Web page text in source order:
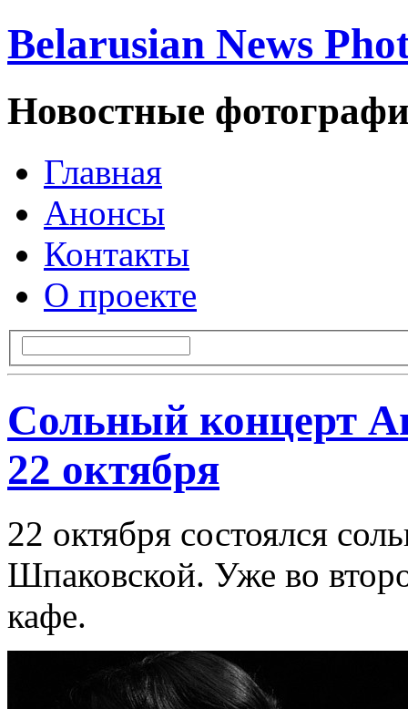
Belarusian News
Новостные
Главная
Анонсы
Контакты
О проекте
Сольный концерт
22 октября
22 октября состоялся
Шпаковской. Уже во
кафе.